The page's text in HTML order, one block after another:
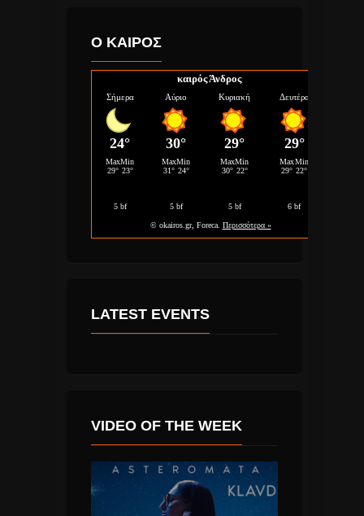
Ο ΚΑΙΡΟΣ
καιρός Άνδρος
LATEST EVENTS
VIDEO OF THE WEEK